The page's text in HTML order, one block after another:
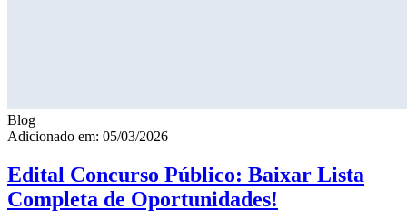
Blog
Adicionado em: 05/03/2026
Edital Concurso Público: Baixar Lista
Completa de Oportunidades!